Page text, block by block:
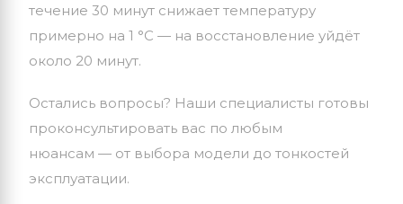
течение 30 минут снижает температуру
примерно на 1 °C — на восстановление уйдёт
около 20 минут.
Остались вопросы? Наши специалисты готовы
проконсультировать вас по любым
нюансам — от выбора модели до тонкостей
эксплуатации.